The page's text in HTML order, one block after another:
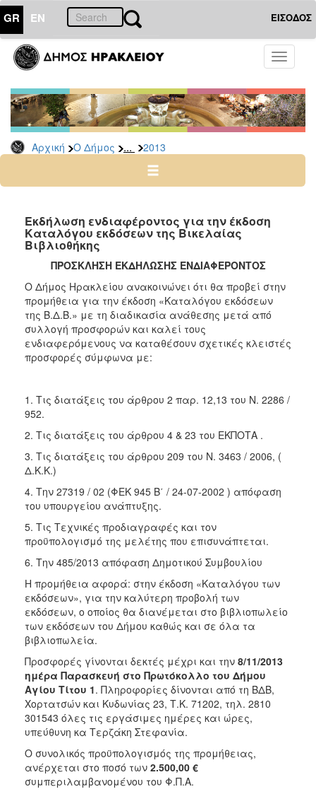
GR EN ΕΙΣΟΔΟΣ
Toggle
Αρχική Ο Δήμος ... 2013
ΔΗΜΟΣ
Διακηρύξεις
-
Δημοπρασίες
Αρχείο
2025
2023
2022
2021
2020
2019
2018
2017
2015
ΤΟΠΟΣ
ΠΟΛΙΤΙΣΜΟΣ
ΑΝΘΕΚΤΙΚΗ
ΠΟΛΗ
Εκδήλωση ενδιαφέροντος για την έκδοση
Καταλόγου εκδόσεων της Βικελαίας
Βιβλιοθήκης
ΠΡΟΣΚΛΗΣΗ ΕΚΔΗΛΩΣΗΣ ΕΝΔΙΑΦΕΡΟΝΤΟΣ
Ο Δήμος Ηρακλείου ανακοινώνει ότι θα προβεί στην
προμήθεια για την έκδοση «Καταλόγου εκδόσεων
της Β.Δ.Β.» με τη διαδικασία ανάθεσης μετά από
συλλογή προσφορών και καλεί τους
ενδιαφερόμενους να καταθέσουν σχετικές κλειστές
προσφορές σύμφωνα με:
1. Τις διατάξεις του άρθρου 2 παρ. 12,13 του Ν. 2286 /
952.
2. Τις διατάξεις του άρθρου 4 & 23 του ΕΚΠΟΤΑ .
3. Τις διατάξεις του άρθρου 209 του Ν. 3463 / 2006, (
Δ.Κ.Κ.)
4. Την 27319 / 02 (ΦΕΚ 945 Β΄ / 24-07-2002 ) απόφαση
του υπουργείου ανάπτυξης.
5. Τις Τεχνικές προδιαγραφές και τον
προϋπολογισμό της μελέτης που επισυνάπτεται.
6. Tην 485/2013 απόφαση Δημοτικού Συμβουλίου
Η προμήθεια αφορά: στην έκδοση «Καταλόγου των
εκδόσεων», για την καλύτερη προβολή των
εκδόσεων, ο οποίος θα διανέμεται στο βιβλιοπωλείο
των εκδόσεων του Δήμου καθώς και σε όλα τα
βιβλιοπωλεία.
Προσφορές γίνονται δεκτές μέχρι και την 8/11/2013
ημέρα Παρασκευή στο Πρωτόκολλο του Δήμου
Αγίου Τίτου 1. Πληροφορίες δίνονται από τη ΒΔΒ,
Χορτατσών και Κυδωνίας 23, Τ.Κ. 71202, τηλ. 2810
301543 όλες τις εργάσιμες ημέρες και ώρες,
υπεύθυνη κα Τερζάκη Στεφανία.
Ο συνολικός προϋπολογισμός της προμήθειας,
ανέρχεται στο ποσό των 2.500,00 €
συμπεριλαμβανομένου του Φ.Π.Α.